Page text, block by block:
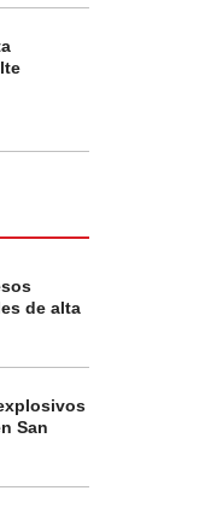
de alta
San